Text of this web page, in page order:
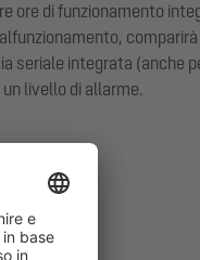
ore di funzionamento
integrata (anche
livello di allarme.